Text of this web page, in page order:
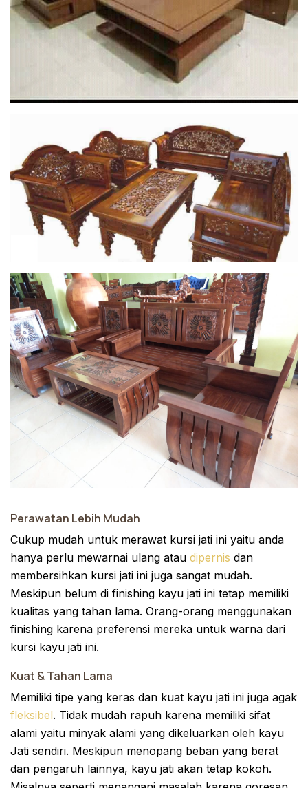
Perawatan Lebih Mudah
Cukup mudah untuk merawat kursi jati ini yaitu anda
hanya perlu mewarnai ulang atau dipernis dan
membersihkan kursi jati ini juga sangat mudah.
Meskipun belum di finishing kayu jati ini tetap memiliki
kualitas yang tahan lama. Orang-orang menggunakan
finishing karena preferensi mereka untuk warna dari
kursi kayu jati ini.
Kuat & Tahan Lama
Memiliki tipe yang keras dan kuat kayu jati ini juga agak
fleksibel. Tidak mudah rapuh karena memiliki sifat
alami yaitu minyak alami yang dikeluarkan oleh kayu
Jati sendiri. Meskipun menopang beban yang berat
dan pengaruh lainnya, kayu jati akan tetap kokoh.